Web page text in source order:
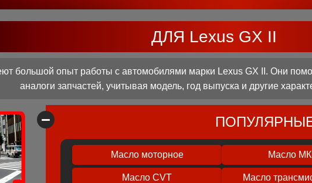
ДЛЯ Lexus GX II
большой опыт работы с автомобилями марки Lexus GX II. Они
аналоги запчастей, учитывая модель, год выпуска и другие
Масло моторное Масло
Масло CVT Масло